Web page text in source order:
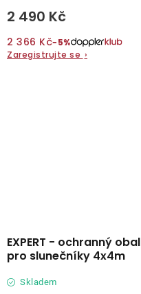
2 490 Kč
2 366 Kč−5%
Zaregistrujte se ›
EXPERT - ochranný obal
pro slunečníky 4x4m
Skladem